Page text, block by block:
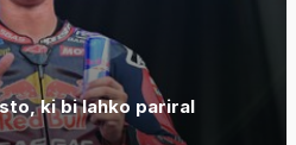
ki bi lahko pariral